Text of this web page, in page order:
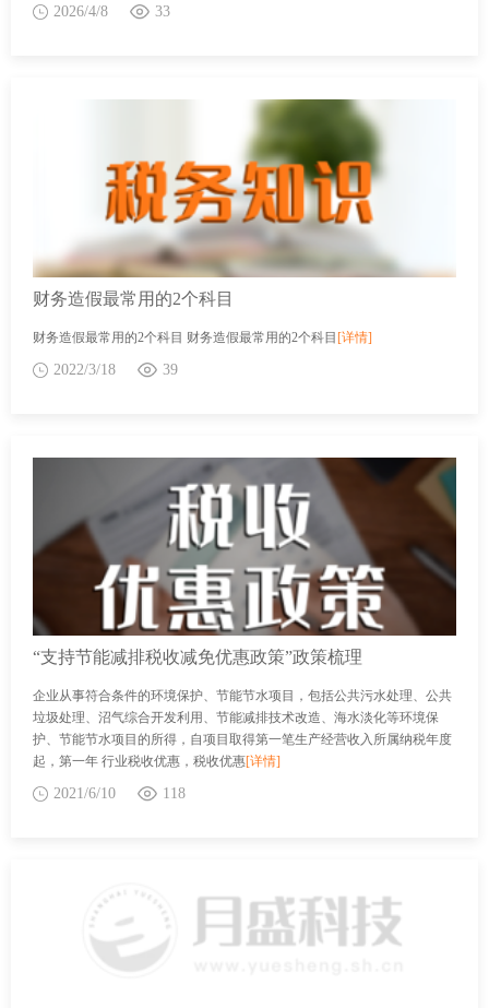
2026/4/8 33
财务造假最常用的2个科目
财务造假最常用的2个科目 财务造假最常用的2个科目 [详情]
2022/3/18 39
“支持节能减排税收减免优惠政策”政策梳理
企业从事符合条件的环境保护、节能节水项目，包括公共污水处理、公共
垃圾处理、沼气综合开发利用、节能减排技术改造、海水淡化等环境保
护、节能节水项目的所得，自项目取得第一笔生产经营收入所属纳税年度
起，第一年 行业税收优惠，税收优惠[详情]
2021/6/10 118